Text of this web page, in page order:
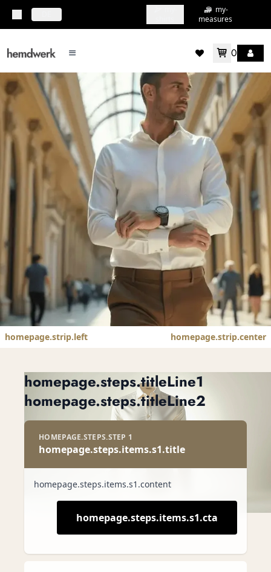
my-
measures
mainMenu.menu 0
homepage.hero.h1
homepage.hero.sub
homepage.hero.cta
homepage.strip.left homepage.strip.center
homepage.steps.titleLine1
homepage.steps.titleLine2
HOMEPAGE.STEPS.STEP 1
homepage.steps.items.s1.title
homepage.steps.items.s1.content
homepage.steps.items.s1.cta